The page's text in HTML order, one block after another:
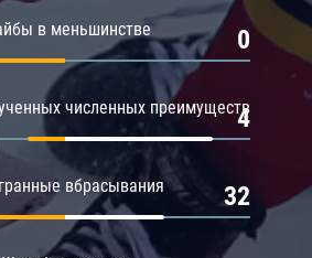
в меньшинстве 0
численных преимуществ
4
вбрасывания 32